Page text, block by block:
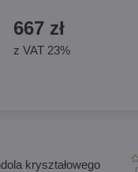
667 zł
z VAT 23%
kryształowego